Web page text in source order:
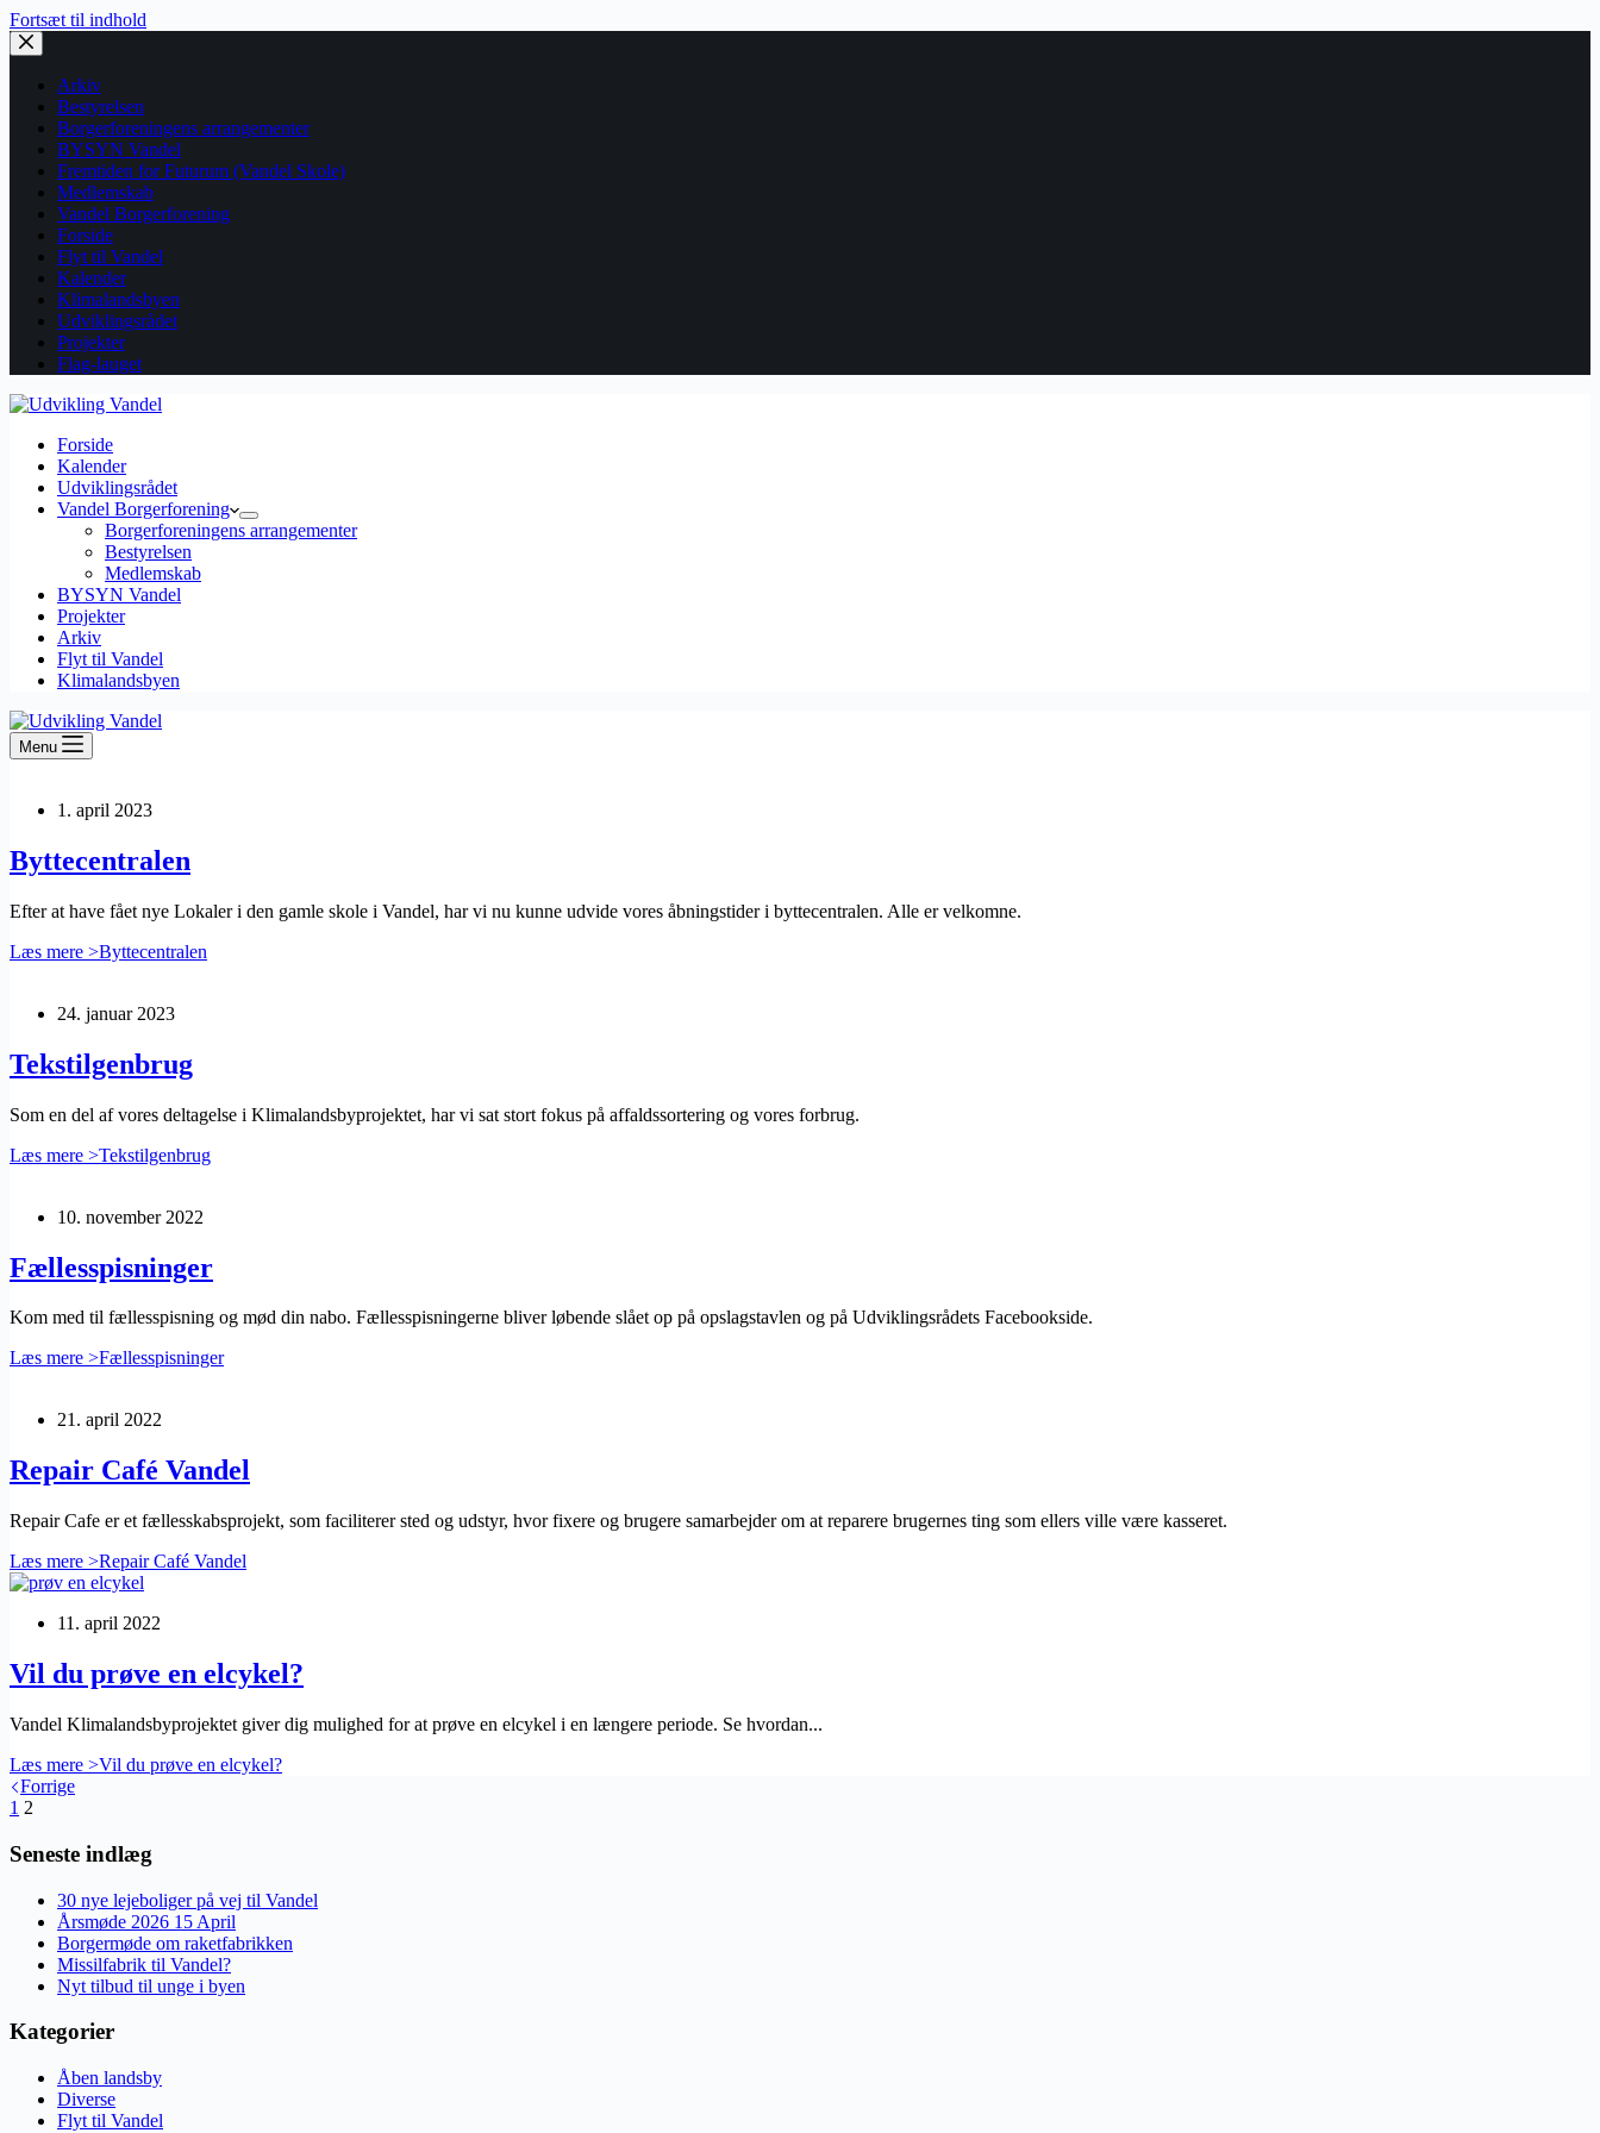
Fortsæt til indhold
Arkiv
Bestyrelsen
Borgerforeningens arrangementer
BYSYN Vandel
Fremtiden for Futurum (Vandel Skole)
Medlemskab
Vandel Borgerforening
Forside
Flyt til Vandel
Kalender
Klimalandsbyen
Udviklingsrådet
Projekter
Flag-lauget
Forside
Kalender
Udviklingsrådet
Vandel Borgerforening
Borgerforeningens arrangementer
Bestyrelsen
Medlemskab
BYSYN Vandel
Projekter
Arkiv
Flyt til Vandel
Klimalandsbyen
Menu
1. april 2023
Byttecentralen
Efter at have fået nye Lokaler i den gamle skole i Vandel, har vi nu kunne udvide vores åbningstider i byttecentralen. Alle er velkomne.
Læs mere >Byttecentralen
24. januar 2023
Tekstilgenbrug
Som en del af vores deltagelse i Klimalandsbyprojektet, har vi sat stort fokus på affaldssortering og vores forbrug.
Læs mere >Tekstilgenbrug
10. november 2022
Fællesspisninger
Kom med til fællesspisning og mød din nabo. Fællesspisningerne bliver løbende slået op på opslagstavlen og på Udviklingsrådets Facebookside.
Læs mere >Fællesspisninger
21. april 2022
Repair Café Vandel
Repair Cafe er et fællesskabsprojekt, som faciliterer sted og udstyr, hvor fixere og brugere samarbejder om at reparere brugernes ting som ellers ville være kasseret.
Læs mere >Repair Café Vandel
11. april 2022
Vil du prøve en elcykel?
Vandel Klimalandsbyprojektet giver dig mulighed for at prøve en elcykel i en længere periode. Se hvordan...
Læs mere >Vil du prøve en elcykel?
Forrige
1 2
Seneste indlæg
30 nye lejeboliger på vej til Vandel
Årsmøde 2026 15 April
Borgermøde om raketfabrikken
Missilfabrik til Vandel?
Nyt tilbud til unge i byen
Kategorier
Åben landsby
Diverse
Flyt til Vandel